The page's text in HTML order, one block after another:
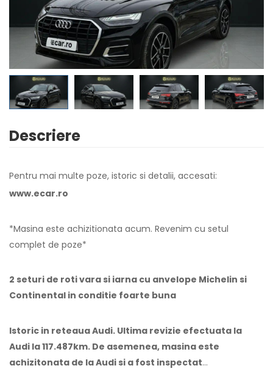
Descriere
Pentru mai multe poze, istoric si detalii, accesati:
www.ecar.ro
*Masina este achizitionata acum. Revenim cu setul
complet de poze*
2 seturi de roti vara si iarna cu anvelope Michelin si
Continental in conditie foarte buna
Istoric in reteaua Audi. Ultima revizie efectuata la
Audi la 117.487km. De asemenea, masina este
achizitonata de la Audi si a fost inspectat...